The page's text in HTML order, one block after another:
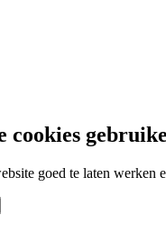
cookies
goed te laten